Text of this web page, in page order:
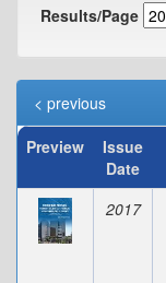
Results/Page
< previous
Preview
Issue
Date
2017